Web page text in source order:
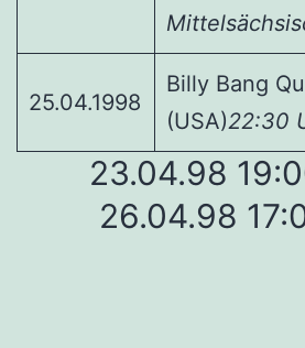
25.04.1998
Billy Bang
(USA)22:30
23.04.98
26.04.98